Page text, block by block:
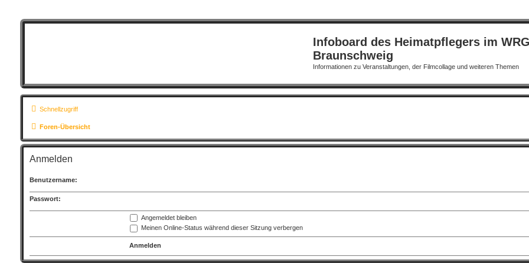
Infoboard des Heimatpflegers im WRG
Braunschweig
Informationen zu Veranstaltungen, der Filmcollage und weiteren Themen
Schnellzugriff
Foren-Übersicht
Anmelden
Benutzername:
Passwort:
Angemeldet bleiben
Meinen Online-Status während dieser Sitzung verbergen